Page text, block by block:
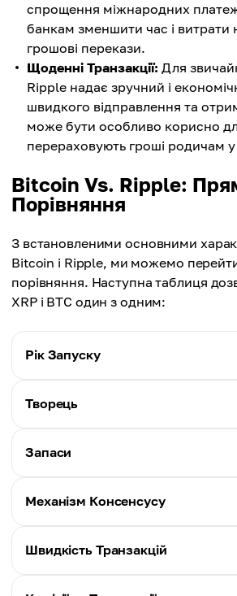
спрощення міжнародних
банкам зменшити час і витрати
грошові перекази.
Щоденні Транзакції: Для
Ripple надає зручний і
швидкого відправлення та
може бути особливо корисно
перераховують гроші родичам у
Bitcoin Vs. Ripple:
Порівняння
З встановленими основними
Bitcoin і Ripple, ми можемо
порівняння. Наступна таблиця
XRP і BTC один з одним:
Рік Запуску
Bitcoin (BTC)
Ripple (XRP)
Творець
Bitcoin (BTC)
Ripple (XRP)
Запаси
Bitcoin (BTC)
Ripple (XRP)
Механізм Консенсусу
Bitcoin (BTC)
Швидкість Транзакцій